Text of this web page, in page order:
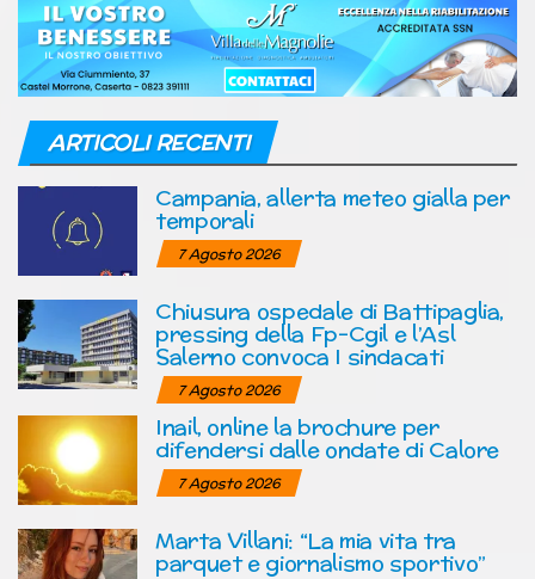
ARTICOLI RECENTI
Campania, allerta meteo gialla per
temporali
7 Agosto 2026
Chiusura ospedale di Battipaglia,
pressing della Fp-Cgil e l’Asl
Salerno convoca I sindacati
7 Agosto 2026
Inail, online la brochure per
difendersi dalle ondate di Calore
7 Agosto 2026
Marta Villani: “La mia vita tra
parquet e giornalismo sportivo”